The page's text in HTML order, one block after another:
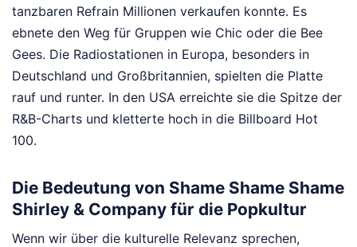
tanzbaren Refrain Millionen verkaufen konnte. Es
ebnete den Weg für Gruppen wie Chic oder die Bee
Gees. Die Radiostationen in Europa, besonders in
Deutschland und Großbritannien, spielten die Platte
rauf und runter. In den USA erreichte sie die Spitze der
R&B-Charts und kletterte hoch in die Billboard Hot
100.
Die Bedeutung von Shame Shame Shame
Shirley & Company für die Popkultur
Wenn wir über die kulturelle Relevanz sprechen,